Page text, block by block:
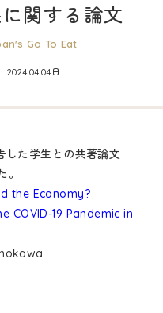
Myself
Laboratory
Projects
関する論文
Go To Eat
2024.04.04日
した学生との共著論文
the Economy?
COVID-19 Pandemic in